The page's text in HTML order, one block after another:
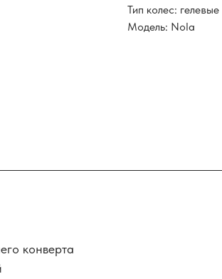
Тип колес: гелевые
Модель: Nola
конверта